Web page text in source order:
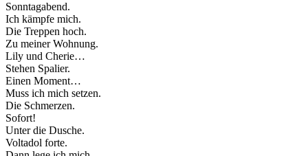
Sonntagabend.
Ich kämpfe mich.
Die Treppen hoch.
Zu meiner Wohnung.
Lily und Cherie…
Stehen Spalier.
Einen Moment…
Muss ich mich setzen.
Die Schmerzen.
Sofort!
Unter die Dusche.
Voltadol forte.